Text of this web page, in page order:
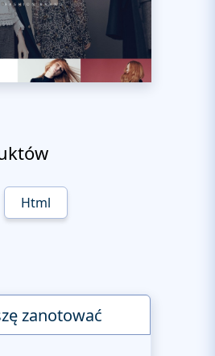
Html
zanotować